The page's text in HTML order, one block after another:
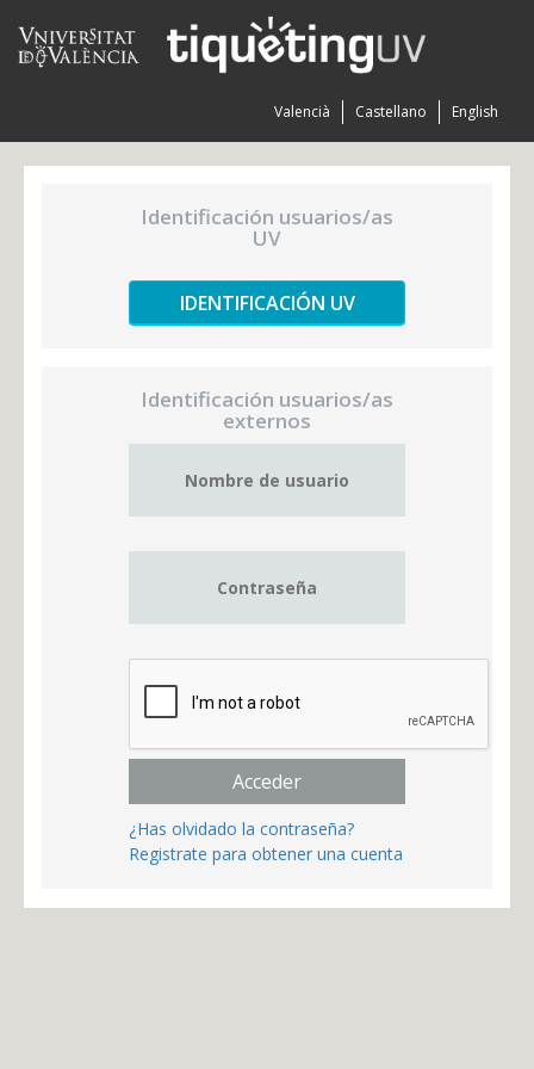
English
Castellano
Valencià
Identificación usuarios/as
UV
IDENTIFICACIÓN UV
Identificación usuarios/as
externos
Acceder
¿Has olvidado la contraseña?
Registrate para obtener una cuenta